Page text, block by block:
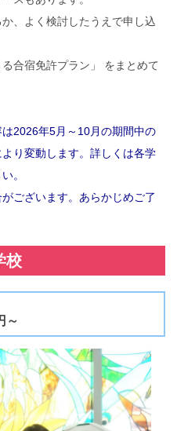
、よく検討したうえで申し込
合宿免許プラン」 をまとめて
2026年5月～10月の期間中の
り変動します。詳しくは各学
。
ございます。あらかじめご了
校
～